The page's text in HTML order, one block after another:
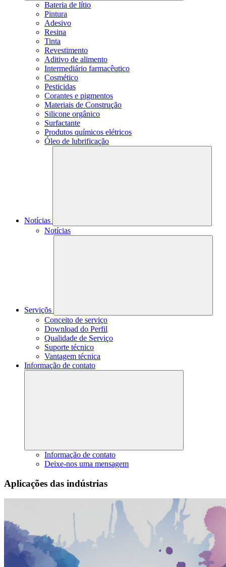
Bateria de lítio
Pintura
Adesivo
Resina
Tinta
Revestimento
Aditivo de alimento
Intermediário farmacêutico
Cosmético
Pesticidas
Corantes e pigmentos
Materiais de Construção
Silicone orgânico
Surfactante
Produtos químicos elétricos
Óleo de lubrificação
Notícias
Notícias
Serviçõs
Conceito de serviço
Download do Perfil
Qualidade de Serviço
Suporte técnico
Vantagem técnica
Informação de contato
Informação de contato
Deixe-nos uma mensagem
Aplicações das indústrias